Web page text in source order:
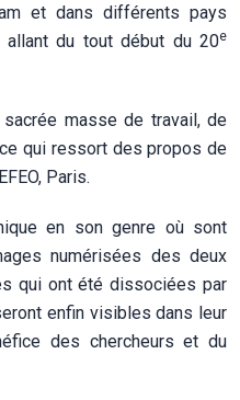
et dans différents pays
allant du tout début du 20e
sacrée masse de travail, de
qui ressort des propos de
Paris.
en son genre où sont
numérisées des deux
qui ont été dissociées par
enfin visibles dans leur
des chercheurs et du